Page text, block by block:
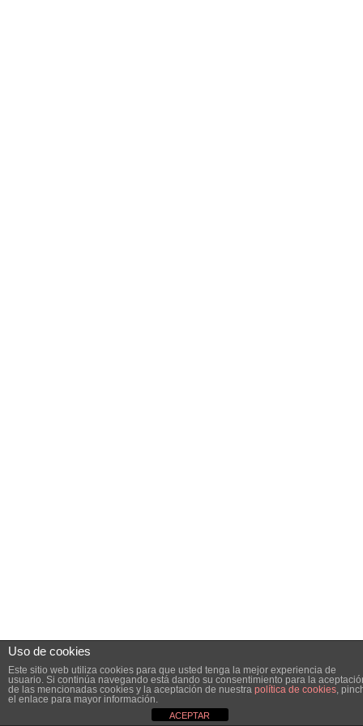
Uso de cookies
Este sitio web utiliza cookies para que usted tenga la mejor experiencia de
usuario. Si continúa navegando está dando su consentimiento para la
de las mencionadas cookies y la aceptación de nuestra política de cookies,
el enlace para mayor información.
ACEPTAR